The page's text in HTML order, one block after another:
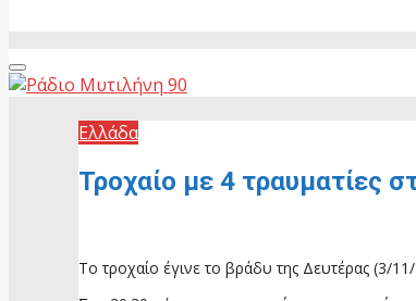
Primary
Menu
Ελλάδα
Τροχαίο με 4 τραυματίες
Το τροχαίο έγινε το βράδυ της Δευτέρας (3/